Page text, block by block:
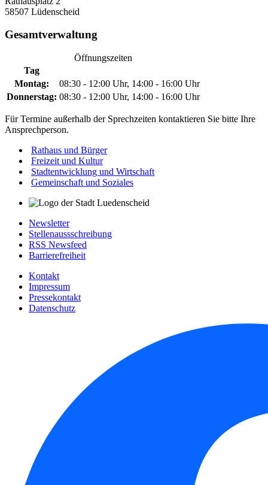
58507 Lüdenscheid
Gesamtverwaltung
Öffnungszeiten
Tag
Montag:
08:30 - 12:00 Uhr, 14:00 - 16:00 Uhr
Donnerstag: 08:30 - 12:00 Uhr, 14:00 - 16:00 Uhr
Für Termine außerhalb der Sprechzeiten kontaktieren Sie bitte Ihre
Ansprechperson.
Rathaus und Bürger
Freizeit und Kultur
Stadtentwicklung und Wirtschaft
Gemeinschaft und Soziales
Newsletter
Stellenaussschreibung
RSS Newsfeed
Barrierefreiheit
Kontakt
Impressum
Pressekontakt
Datenschutz